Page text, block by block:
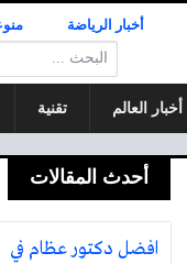
أخبار الرياضة
البحث:
أخبار العالم تقنية
أحدث المقالات
افضل دكتور عظام في